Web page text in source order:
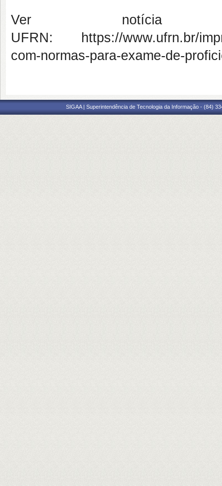
Ver
UFRN: https://www.ufrn.br/
com-normas-para-exame-de-
SIGAA | Superintendência de Tecnologia da Informação - (84)